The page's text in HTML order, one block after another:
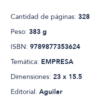
Cantidad de páginas:328
Peso:383 g
ISBN:9789877353624
Temática: EMPRESA
Dimensiones:23 x 15.5
Editorial:Aguilar